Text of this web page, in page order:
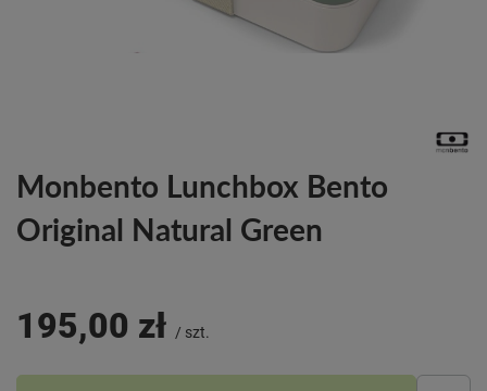
Monbento Lunchbox Bento
Original Natural Green
195,00 zł / szt.